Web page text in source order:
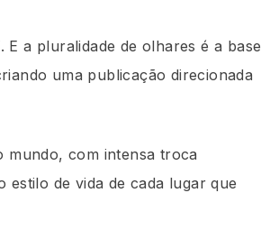
E a pluralidade de olhares é a base
uma publicação direcionada
mundo, com intensa troca
de vida de cada lugar que